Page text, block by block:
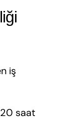
iş
saat